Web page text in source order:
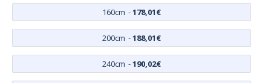
160cm -178,01€
200cm -188,01€
240cm -190,02€